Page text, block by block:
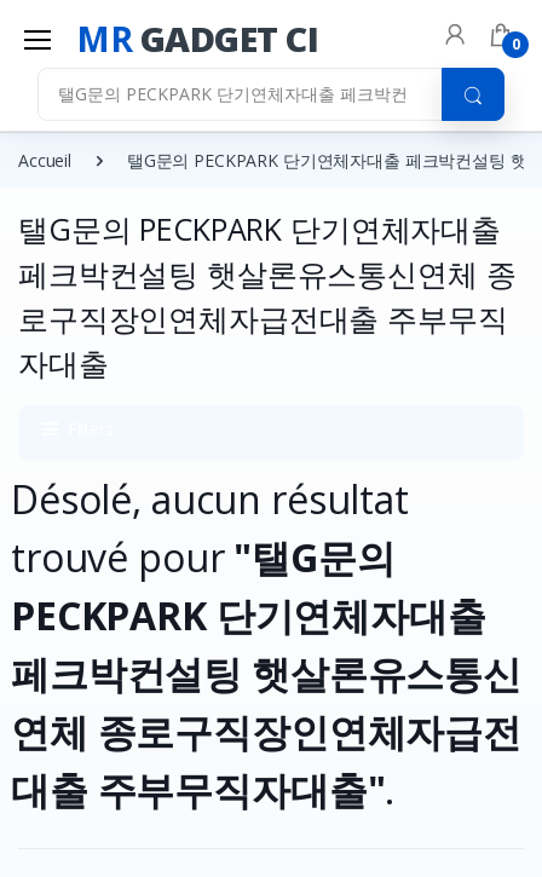
MRGADGET CI 0
Accueil 탤G문의 PECKPARK 단기연체자대출 페크박컨설팅
탤G문의 PECKPARK 단기연체자대출
페크박컨설팅 햇살론유스통신연체 종
로구직장인연체자급전대출 주부무직
자대출
Désolé, aucun résultat
trouvé pour "탤G문의
PECKPARK 단기연체자대출
페크박컨설팅 햇살론유스통신
연체 종로구직장인연체자급전
대출 주부무직자대출".